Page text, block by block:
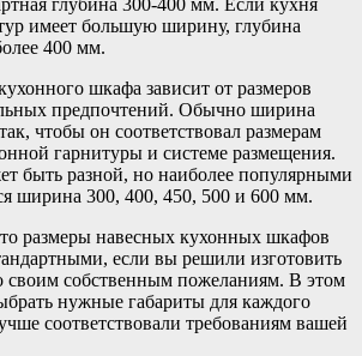
имеет большую ширину, глубина
400 мм.
шкафа зависит от размеров
предпочтений. Обычно ширина
чтобы он соответствовал размерам
гарнитуры и системе размещения.
быть разной, но наиболее популярными
ширина 300, 400, 450, 500 и 600 мм.
размеры навесных кухонных шкафов
если вы решили изготовить
своим собственным пожеланиям. В этом
нужные габариты для каждого
соответствовали требованиям вашей